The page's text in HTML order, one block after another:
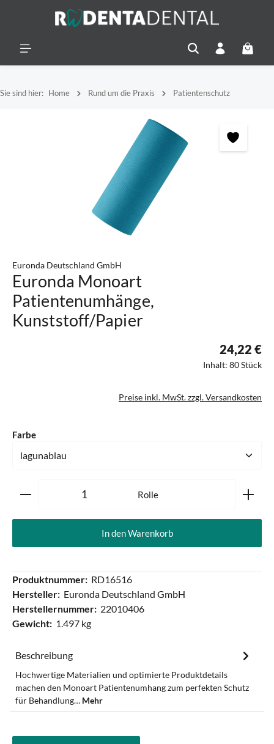
Sie sind hier: Home Rund um die Praxis Patientenschutz
Euronda Deutschland GmbH
Euronda Monoart
Patientenumhänge,
Kunststoff/Papier
24,22 €
Inhalt: 80 Stück
Preise inkl. MwSt. zzgl. Versandkosten
Farbeauswählen
Produkt Anzahl: Gib den gewünschten Wert ein oder
Rolle
In den Warenkorb
Produktnummer: RD16516
Hersteller: Euronda Deutschland GmbH
Herstellernummer: 22010406
Gewicht: 1.497 kg
Beschreibung
Hochwertige Materialien und optimierte Produktdetails
machen den Monoart Patientenumhang zum perfekten Schutz
für Behandlung… Mehr